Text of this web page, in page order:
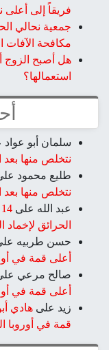
فريقاً إلى أعلى
جمعية نحالي
مكافحة الآفات
هل أصبح الزوج
استعمالها؟
سلمان أبو عواد
نتخلص منها بعد
طليع محمود
نتخلص منها بعد
عبد الله على
الحرائق
حسن طربيه
أعلى قمة في
صالح مرعي
أعلى قمة في
زيد على هادي
قمة في أوروبا